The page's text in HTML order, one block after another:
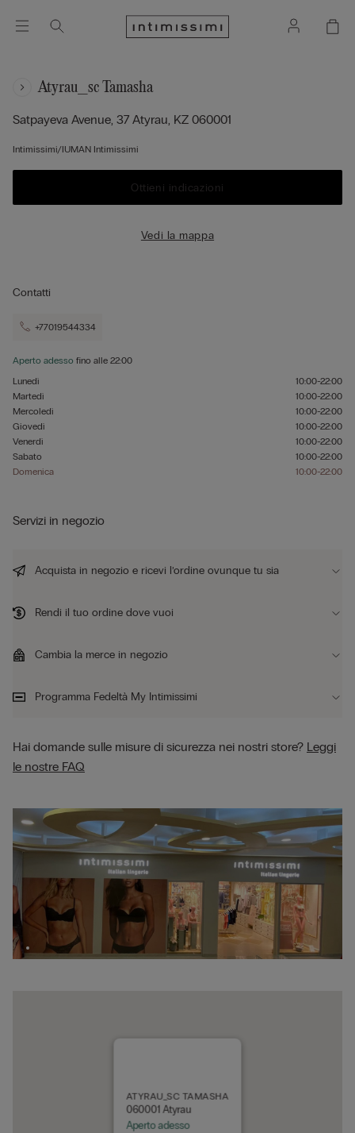
Atyrau_sc Tamasha
Satpayeva Avenue, 37 Atyrau, KZ 060001
Intimissimi/IUMAN Intimissimi
Ottieni indicazioni
Vedi la mappa
Contatti
+77019544334
Aperto adesso fino alle 22:00
Lunedì
10:00-22:00
Martedì
10:00-22:00
Mercoledì
10:00-22:00
Giovedì
10:00-22:00
Venerdì
10:00-22:00
Sabato
10:00-22:00
Domenica
10:00-22:00
ATYRAU_SC TAMASHA
060001 Atyrau
Aperto adesso
Servizi in negozio
Acquista in negozio e ricevi l’ordine ovunque tu sia
Rendi il tuo ordine dove vuoi
Cambia la merce in negozio
Programma Fedeltà My Intimissimi
Hai domande sulle misure di sicurezza nei nostri store? Leggi
le nostre FAQ